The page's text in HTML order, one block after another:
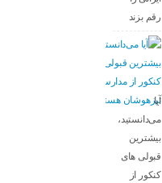
رقم بزند
آیا
می‌دانستید،
بیشترین
قبولی های
کنکور از